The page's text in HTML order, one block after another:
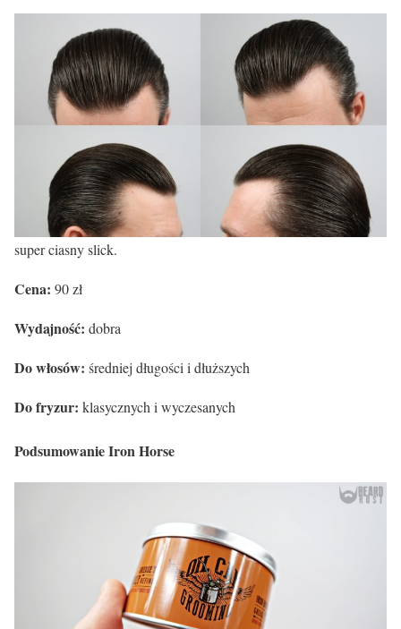
super ciasny slick.
Cena: 90 zł
Wydajność: dobra
Do włosów: średniej długości i dłuższych
Do fryzur: klasycznych i wyczesanych
Podsumowanie Iron Horse